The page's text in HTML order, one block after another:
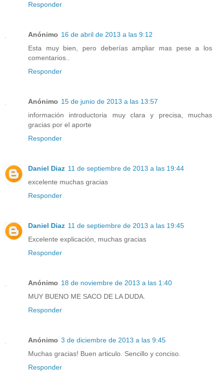
Responder
Anónimo 16 de abril de 2013 a las 9:12
Esta muy bien, pero deberías ampliar mas pese a los
comentarios..
Responder
Anónimo 15 de junio de 2013 a las 13:57
información introductoria muy clara y precisa, muchas
gracias por el aporte
Responder
Daniel Diaz 11 de septiembre de 2013 a las 19:44
excelente muchas gracias
Responder
Daniel Diaz 11 de septiembre de 2013 a las 19:45
Excelente explicación, muchas gracias
Responder
Anónimo 18 de noviembre de 2013 a las 1:40
MUY BUENO ME SACO DE LA DUDA.
Responder
Anónimo 3 de diciembre de 2013 a las 9:45
Muchas gracias! Buen articulo. Sencillo y conciso.
Responder